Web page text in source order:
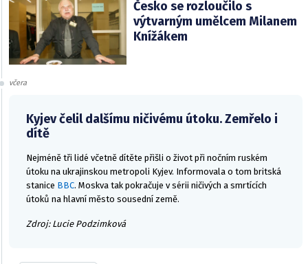
Česko se rozloučilo s
výtvarným umělcem Milanem
Knížákem
včera
Kyjev čelil dalšímu ničivému útoku. Zemřelo i
dítě
Nejméně tři lidé včetně dítěte přišli o život při nočním ruském
útoku na ukrajinskou metropoli Kyjev. Informovala o tom britská
stanice BBC. Moskva tak pokračuje v sérii ničivých a smrtících
útoků na hlavní město sousední země.
Zdroj: Lucie Podzimková